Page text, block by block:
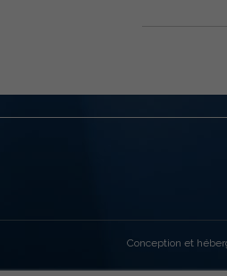
Conception et